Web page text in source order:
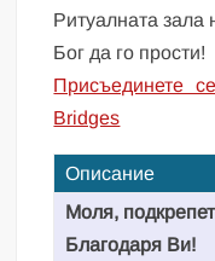
Ритуалната зала
Бог да го прости!
Присъединете
Bridges
Описание
Моля,
Благодаря Ви!